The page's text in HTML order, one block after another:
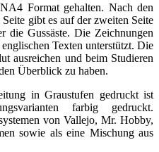
Format gehalten. Nach den
gibt es auf der zweiten Seite
die Gussäste. Die Zeichnungen
Texten unterstützt. Die
ausreichen und beim Studieren
Überblick zu haben.
in Graustufen gedruckt ist
farbig gedruckt.
von Vallejo, Mr. Hobby,
sowie als eine Mischung aus